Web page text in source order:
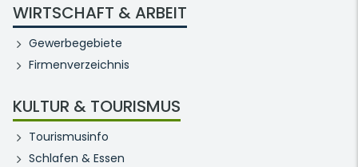
WIRTSCHAFT & ARBEIT
Gewerbegebiete
Firmenverzeichnis
KULTUR & TOURISMUS
Tourismusinfo
Schlafen & Essen